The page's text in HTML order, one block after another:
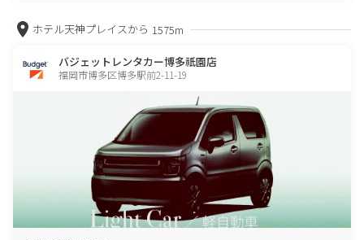
ホテル天神プレイスから 1575m
バジェットレンタカー博多祇園店
福岡市博多区博多駅前2-11-19